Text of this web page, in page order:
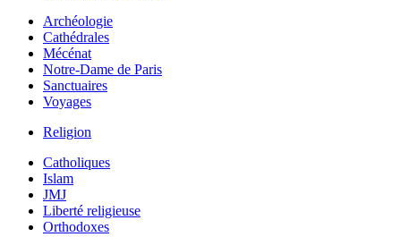
Archéologie
Cathédrales
Mécénat
Notre-Dame de Paris
Sanctuaires
Voyages
Religion
Catholiques
Islam
JMJ
Liberté religieuse
Orthodoxes